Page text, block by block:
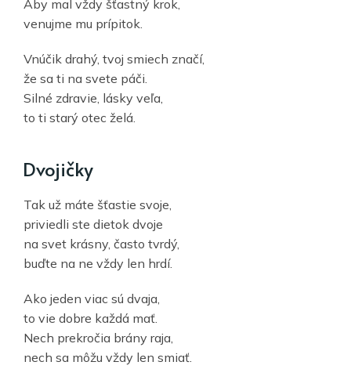
Aby mal vždy šťastný krok,
venujme mu prípitok.
Vnúčik drahý, tvoj smiech značí,
že sa ti na svete páči.
Silné zdravie, lásky veľa,
to ti starý otec želá.
Dvojičky
Tak už máte šťastie svoje,
priviedli ste dietok dvoje
na svet krásny, často tvrdý,
buďte na ne vždy len hrdí.
Ako jeden viac sú dvaja,
to vie dobre každá mať.
Nech prekročia brány raja,
nech sa môžu vždy len smiať.